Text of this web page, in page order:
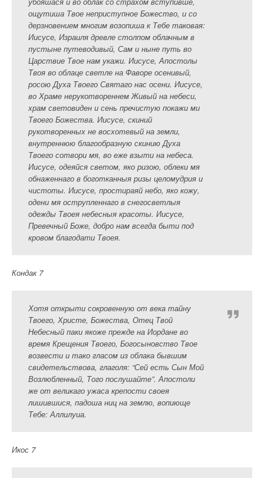
ощутиша Твое неприступное Божество, и со
дерзновением многим возопиша к Тебе таковая:
Иисусе, Израиля древле столпом облачным в
пустыне путеводивый, Сам и ныне путь во
Царствие Твое нам укажи. Иисусе, Апостолы
Твоя во облаце светле на Фаворе осенивый,
росою Духа Твоего Святаго нас осени. Иисусе,
во Храме нерукотвореннем Живый на небеси,
храм световиден и сень пречистую покажи ми
Твоего Божества. Иисусе, скиний
рукотворенных не восхотевый на земли,
внутреннюю благообразную скинию Духа
Твоего сотвори мя, во еже взыти на небеса.
Иисусе, одеяйся светом, яко ризою, облеки мя
обнаженнаго в боготканныя ризы целомудрия и
чистоты. Иисусе, простираяй небо, яко кожу,
одени мя острупленнаго в снегосветлыя
одежды Твоея небесныя красоты. Иисусе,
Превечный Боже, добро нам всегда быти под
кровом благодати Твоея.
Кондак 7
Хотя открыти сокровенную от века тайну
Твоего, Христе, Божества, Отец Твой
Небесный паки якоже прежде на Иордане во
время Крещения Твоего, Богосыновство Твое
возвести и тако гласом из облака бывшим
свидетельствова, глаголя: “Сей есть Сын Мой
Возлюбленный, Того послушайте”. Апостоли
же от великаго ужаса крепости своея
лишившися, падоша ниц на землю, вопиюще
Тебе: Аллилуиа.
Икос 7